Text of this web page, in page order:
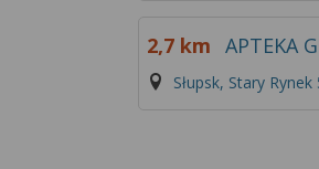
2,7 km APTEKA
Słupsk, Stary Rynek